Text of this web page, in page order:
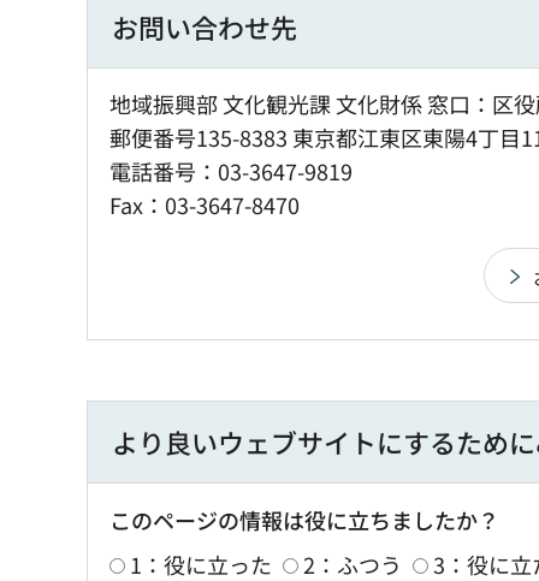
お問い合わせ先
地域振興部 文化観光課 文化財係 窓口：区
郵便番号135-8383 東京都江東区東陽4丁目
電話番号：03-3647-9819
Fax：03-3647-8470
より良いウェブサイトにするため
このページの情報は役に立ちましたか？
1：役に立った
2：ふつう
3：役に